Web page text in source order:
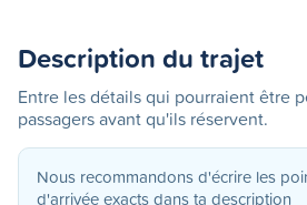
Description du trajet
Entre les détails qui pourraient être
passagers avant qu'ils réservent.